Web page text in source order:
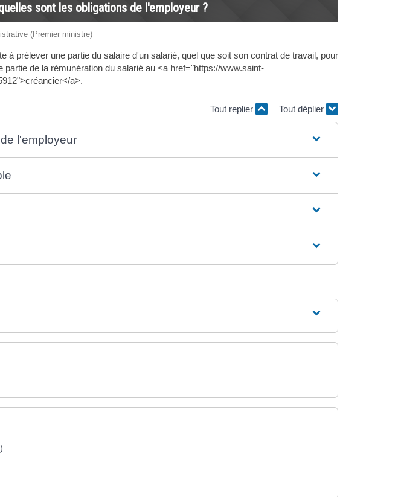
sont les obligations de l'employeur ?
(Premier ministre)
à prélever une partie du salaire d'un salarié, quel que soit son contrat de travail, pour
de la rémunération du salarié au <a href="https://www.saint-
a>.
Tout replier Tout déplier
l'employeur